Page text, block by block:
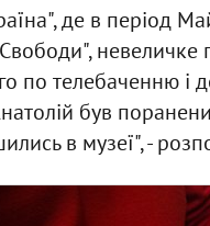
де в період
невеличке
по телебаченню і
був
в музеї", -